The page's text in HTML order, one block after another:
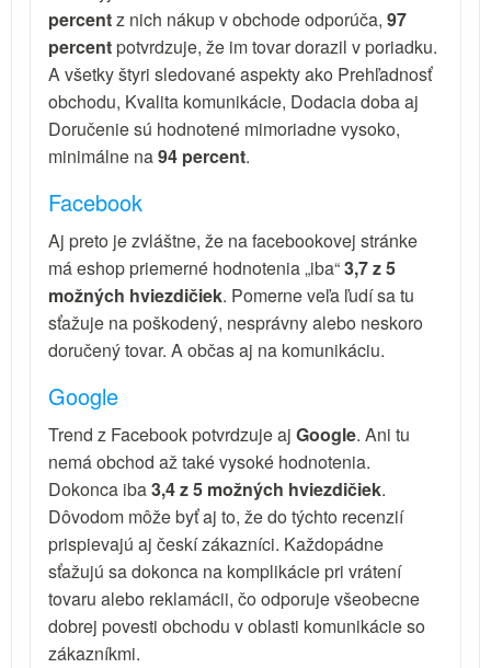
percentz nich nákup v obchode odporúča, 97
percentpotvrdzuje, že im tovar dorazil v poriadku.
A všetky štyri sledované aspekty ako Prehľadnosť
obchodu, Kvalita komunikácie, Dodacia doba aj
Doručenie sú hodnotené mimoriadne vysoko,
minimálne na94 percent.
Facebook
Aj preto je zvláštne, že na facebookovej stránke
má eshop priemerné hodnotenia „iba“3,7 z 5
možných hviezdičiek. Pomerne veľa ľudí sa tu
sťažuje na poškodený, nesprávny alebo neskoro
doručený tovar. A občas aj na komunikáciu.
Google
Trend z Facebook potvrdzuje aj Google. Ani tu
nemá obchod až také vysoké hodnotenia.
Dokonca iba3,4 z 5 možných hviezdičiek.
Dôvodom môže byť aj to, že do týchto recenzií
prispievajú aj českí zákazníci. Každopádne
sťažujú sa dokonca na komplikácie pri vrátení
tovaru alebo reklamácii, čo odporuje všeobecne
dobrej povesti obchodu v oblasti komunikácie so
zákazníkmi.